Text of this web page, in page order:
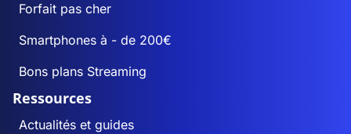
Forfait pas cher
Smartphones à - de 200€
Bons plans Streaming
Ressources
Actualités et guides